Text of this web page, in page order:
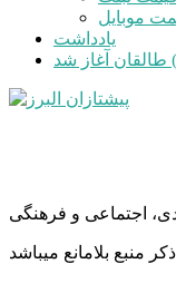
موبایل
یادداشت
طالقان آغاز شد
اجتماعی و فرهنگی